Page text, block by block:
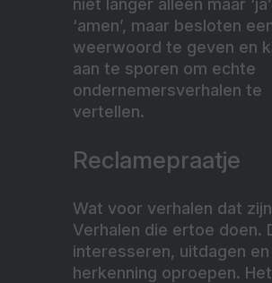
‘amen’, maar besloten
weerwoord te geven en
aan te sporen om echte
ondernemersverhalen te
vertellen.
Reclamepraatje
Wat voor verhalen dat
Verhalen die ertoe doen.
interesseren, uitdagen en
herkenning oproepen. Het